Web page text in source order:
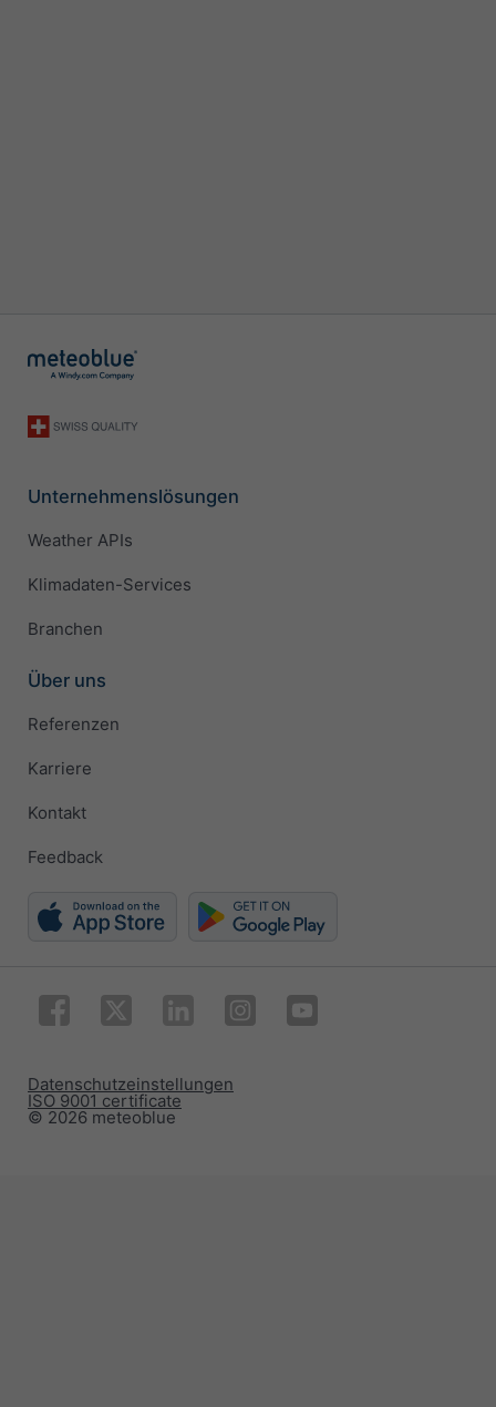
Unternehmenslösungen
Weather APIs
Klimadaten-Services
Branchen
Über uns
Referenzen
Karriere
Kontakt
Feedback
© 2026 meteoblue
ISO 9001 certificate
Datenschutzeinstellungen